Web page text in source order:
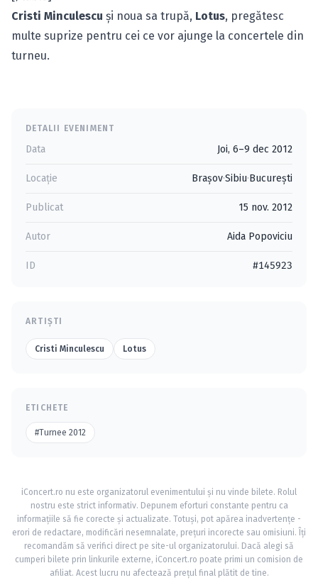
Cristi Minculescu şi noua sa trupă, Lotus, pregătesc
multe suprize pentru cei ce vor ajunge la concertele din
turneu.
DETALII EVENIMENT
Data Joi, 6–9 dec 2012
Locație Braşov·Sibiu·Bucureşti
Publicat 15 nov. 2012
Autor Aida Popoviciu
ID #145923
ARTIȘTI
Cristi Minculescu Lotus
ETICHETE
#Turnee 2012
iConcert.ro nu este organizatorul evenimentului și nu vinde bilete. Rolul
nostru este strict informativ. Depunem eforturi constante pentru ca
informațiile să fie corecte și actualizate. Totuși, pot apărea inadvertențe -
erori de redactare, modificări nesemnalate, prețuri incorecte sau omisiuni. Îți
recomandăm să verifici direct pe site-ul organizatorului. Dacă alegi să
cumperi bilete prin linkurile externe, iConcert.ro poate primi un comision de
afiliat. Acest lucru nu afectează prețul final plătit de tine.